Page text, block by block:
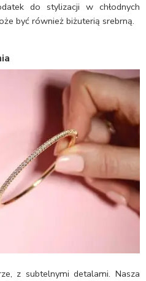
do stylizacji w chłodnych
być również biżuterią srebrną.
z subtelnymi detalami. Nasza